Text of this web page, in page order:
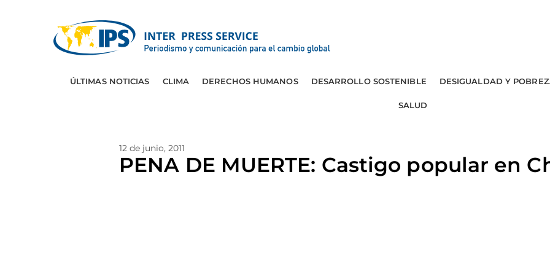
ÚLTIMAS NOTICIAS CLIMA DERECHOS HUMANOS DESARROLLO SOSTENIBLE DESIGUALDAD Y
SALUD
12 de junio, 2011
PENA DE MUERTE: Castigo popular en